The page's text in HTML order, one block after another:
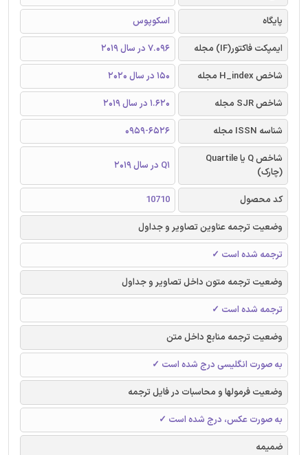
پایگاه
اسکوپوس
ایمپکت فاکتور(IF) مجله
7.096 در سال 2019
شاخص H_index مجله
150 در سال 2020
شاخص SJR مجله
1.620 در سال 2019
شناسه ISSN مجله
0959-6526
شاخص Q یا Quartile
(چارک)
Q1 در سال 2019
کد محصول
10710
وضعیت ترجمه عناوین تصاویر و جداول
ترجمه شده است ✓
وضعیت ترجمه متون داخل تصاویر و جداول
ترجمه شده است ✓
وضعیت ترجمه منابع داخل متن
به صورت انگلیسی درج شده است ✓
وضعیت فرمولها و محاسبات در فایل ترجمه
به صورت عکس، درج شده است ✓
ضمیمه